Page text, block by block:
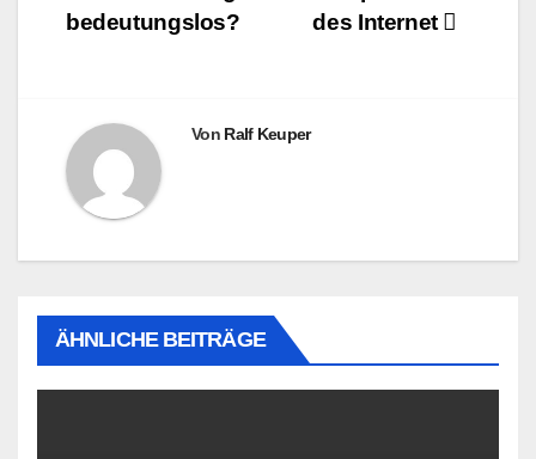
des Internet
bedeutungslos?
Von Ralf Keuper
ÄHNLICHE BEITRÄGE